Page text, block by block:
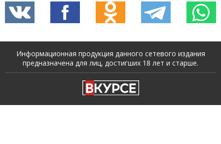
Информационная продукция данного сетевого издания
предназначена для лиц, достигших 18 лет и старше.